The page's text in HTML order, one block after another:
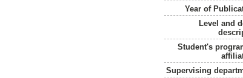
Year of
Level and
Student's
Supervising